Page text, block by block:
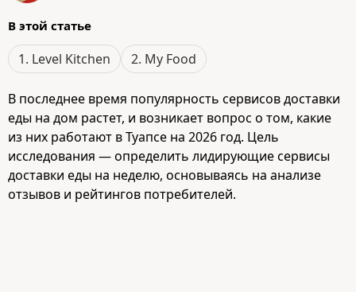
В этой статье
1. Level Kitchen 2. My Food
В последнее время популярность сервисов доставки
еды на дом растет, и возникает вопрос о том, какие
из них работают в Туапсе на 2026 год. Цель
исследования — определить лидирующие сервисы
доставки еды на неделю, основываясь на анализе
отзывов и рейтингов потребителей.